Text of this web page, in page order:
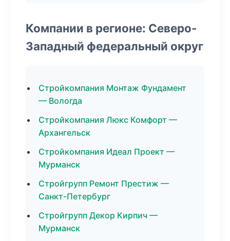
Компании в регионе: Северо-
Западный федеральный округ
Стройкомпания Монтаж Фундамент
— Вологда
Стройкомпания Люкс Комфорт —
Архангельск
Стройкомпания Идеал Проект —
Мурманск
Стройгрупп Ремонт Престиж —
Санкт-Петербург
Стройгрупп Декор Кирпич —
Мурманск